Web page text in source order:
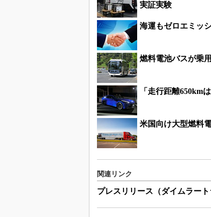
実証実験
海運もゼロエミッ
燃料電池バスが乗
「走行距離650km
米国向け大型燃料
関連リンク
プレスリリース（ダイムラート